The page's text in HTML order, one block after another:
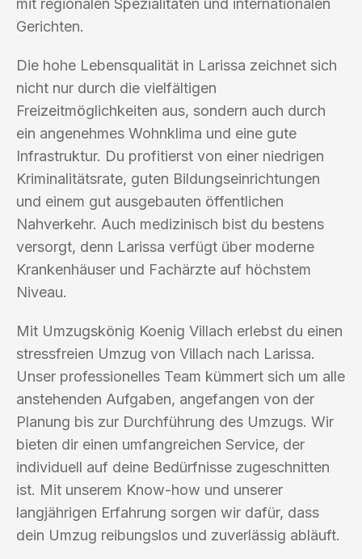
mit regionalen Spezialitäten und internationalen
Gerichten.
Die hohe Lebensqualität in Larissa zeichnet sich
nicht nur durch die vielfältigen
Freizeitmöglichkeiten aus, sondern auch durch
ein angenehmes Wohnklima und eine gute
Infrastruktur. Du profitierst von einer niedrigen
Kriminalitätsrate, guten Bildungseinrichtungen
und einem gut ausgebauten öffentlichen
Nahverkehr. Auch medizinisch bist du bestens
versorgt, denn Larissa verfügt über moderne
Krankenhäuser und Fachärzte auf höchstem
Niveau.
Mit Umzugskönig Koenig Villach erlebst du einen
stressfreien Umzug von Villach nach Larissa.
Unser professionelles Team kümmert sich um alle
anstehenden Aufgaben, angefangen von der
Planung bis zur Durchführung des Umzugs. Wir
bieten dir einen umfangreichen Service, der
individuell auf deine Bedürfnisse zugeschnitten
ist. Mit unserem Know-how und unserer
langjährigen Erfahrung sorgen wir dafür, dass
dein Umzug reibungslos und zuverlässig abläuft.